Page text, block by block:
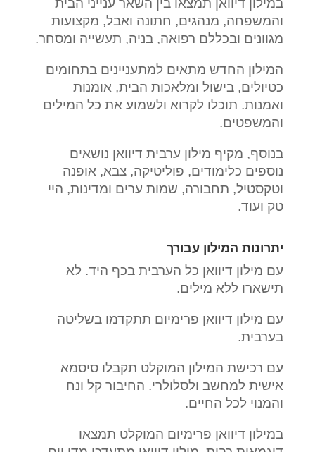
והמשפחה, מנהגים, חתונה ואבל, מקצועות
מגוונים ובכללם רפואה, בניה, תעשייה ומסחר.
המילון החדש מתאים למתעניינים בתחומים
כטיולים, בישול ומלאכות הבית, אומנות
ואמנות. תוכלו לקרוא ולשמוע את כל המילים
והמשפטים.
בנוסף, מקיף מילון ערבית דיוואן נושאים
נוספים כלימודים, פוליטיקה, צבא, אופנה
וטקסטיל, תחבורה, שמות ערים ומדינות, היי
טק ועוד.
יתרונות המילון עבורך
עם מילון דיוואן כל הערבית בכף היד. לא
תישארו ללא מילים.
עם מילון דיוואן פרימיום תתקדמו בשליטה
בערבית.
עם רכישת המילון המוקלט תקבלו סיסמא
אישית למחשב ולסלולרי. החיבור קל ונח
והמנוי לכל החיים.
במילון דיוואן פרימיום המוקלט תמצאו